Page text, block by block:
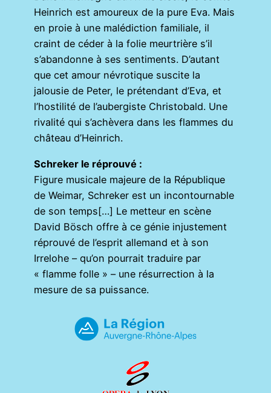
Heinrich est amoureux de la pure Eva. Mais
en proie à une malédiction familiale, il
craint de céder à la folie meurtrière s’il
s’abandonne à ses sentiments. D’autant
que cet amour névrotique suscite la
jalousie de Peter, le prétendant d’Eva, et
l’hostilité de l’aubergiste Christobald. Une
rivalité qui s’achèvera dans les flammes du
château d’Heinrich.
Schreker le réprouvé :
Figure musicale majeure de la République
de Weimar, Schreker est un incontournable
de son temps[…] Le metteur en scène
David Bösch offre à ce génie injustement
réprouvé de l’esprit allemand et à son
Irrelohe – qu’on pourrait traduire par
« flamme folle » – une résurrection à la
mesure de sa puissance.